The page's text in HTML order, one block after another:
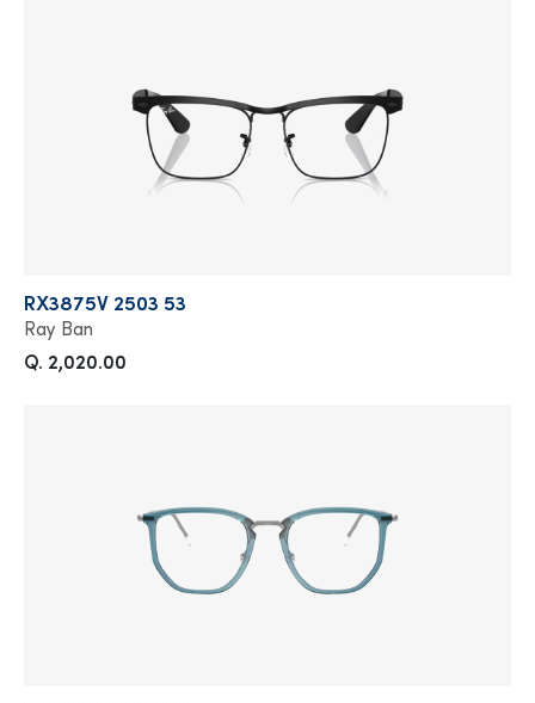
RX3875V 2503 53
Ray Ban
Q. 2,020.00